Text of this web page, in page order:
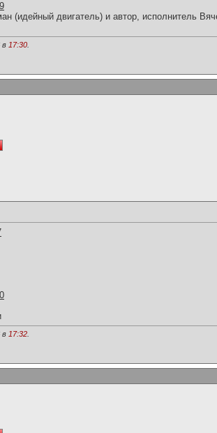
(идейный двигатель) и автор, исполнитель
в 17:30
в 17:32